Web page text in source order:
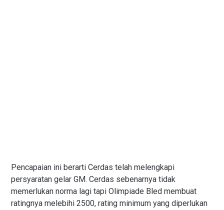
Pencapaian ini berarti Cerdas telah melengkapi
persyaratan gelar GM. Cerdas sebenarnya tidak
memerlukan norma lagi tapi Olimpiade Bled membuat
ratingnya melebihi 2500, rating minimum yang diperlukan